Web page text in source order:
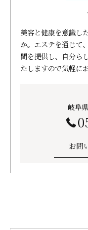
美容と健康を意識し
か。エステを通じて
間を提供し、自分ら
たしますので気軽に
岐阜
お問